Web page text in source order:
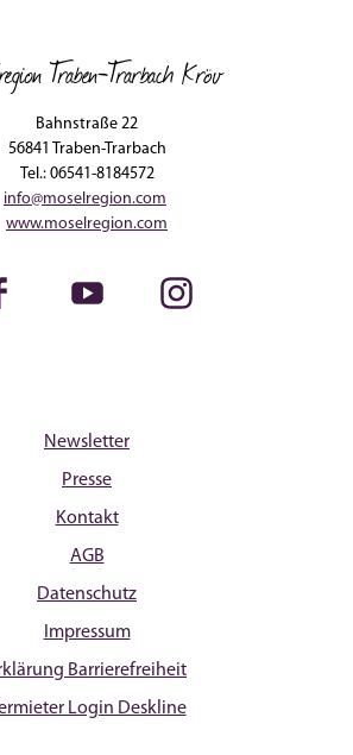
Traben-Trarbach Kröv
Bahnstraße 22
56841 Traben-Trarbach
Tel.: 06541-8184572
info@moselregion.com
www.moselregion.com
Youtube Instagram
Newsletter
Presse
Kontakt
AGB
Datenschutz
Impressum
Barrierefreiheit
Login Deskline